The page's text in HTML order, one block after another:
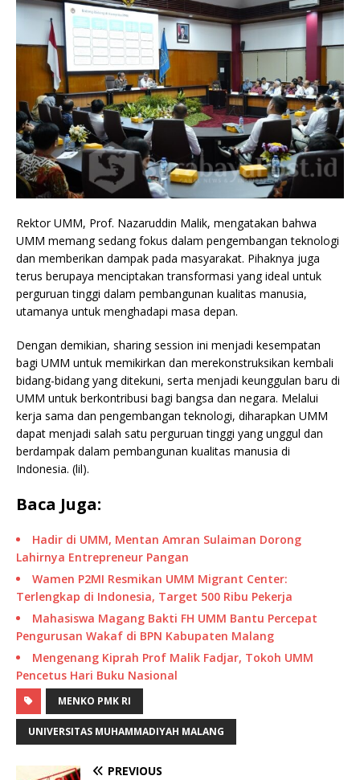
Rektor UMM, Prof. Nazaruddin Malik, mengatakan bahwa
UMM memang sedang fokus dalam pengembangan teknologi
dan memberikan dampak pada masyarakat. Pihaknya juga
terus berupaya menciptakan transformasi yang ideal untuk
perguruan tinggi dalam pembangunan kualitas manusia,
utamanya untuk menghadapi masa depan.
Dengan demikian, sharing session ini menjadi kesempatan
bagi UMM untuk memikirkan dan merekonstruksikan kembali
bidang-bidang yang ditekuni, serta menjadi keunggulan baru di
UMM untuk berkontribusi bagi bangsa dan negara. Melalui
kerja sama dan pengembangan teknologi, diharapkan UMM
dapat menjadi salah satu perguruan tinggi yang unggul dan
berdampak dalam pembangunan kualitas manusia di
Indonesia. (lil).
Baca Juga:
Hadir di UMM, Mentan Amran Sulaiman Dorong
Lahirnya Entrepreneur Pangan
Wamen P2MI Resmikan UMM Migrant Center:
Terlengkap di Indonesia, Target 500 Ribu Pekerja
Mahasiswa Magang Bakti FH UMM Bantu Percepat
Pengurusan Wakaf di BPN Kabupaten Malang
Mengenang Kiprah Prof Malik Fadjar, Tokoh UMM
Pencetus Hari Buku Nasional
MENKO PMK RI
UNIVERSITAS MUHAMMADIYAH MALANG
PREVIOUS